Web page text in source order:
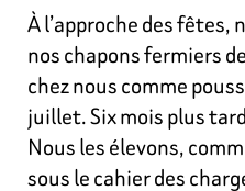
À l’approche des fêtes,
nos chapons fermiers
chez nous comme
juillet. Six mois plus
Nous les élevons,
sous le cahier des